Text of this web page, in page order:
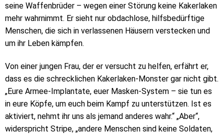
seine Waffenbrüder – wegen einer Störung keine Kakerlaken
mehr wahrnimmt. Er sieht nur obdachlose, hilfsbedürftige
Menschen, die sich in verlassenen Häusern verstecken und
um ihr Leben kämpfen.
Von einer jungen Frau, der er versucht zu helfen, erfährt er,
dass es die schrecklichen Kakerlaken-Monster gar nicht gibt.
„Eure Armee-Implantate, euer Masken-System – sie tun es
in eure Köpfe, um euch beim Kampf zu unterstützen. Ist es
aktiviert, nehmt ihr uns als jemand anderes wahr.“ „Aber“,
widerspricht Stripe, „andere Menschen sind keine Soldaten,